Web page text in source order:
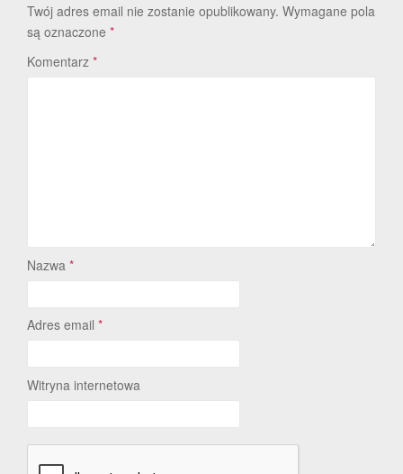
Twój adres email nie zostanie opublikowany. Wymagane pola
są oznaczone *
Komentarz *
Nazwa *
Adres email *
Witryna internetowa